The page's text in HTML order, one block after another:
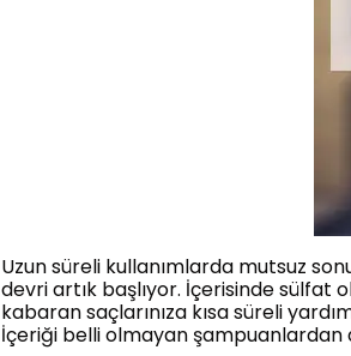
Uzun süreli kullanımlarda mutsuz
devri artık başlıyor. İçerisinde sülfat
kabaran saçlarınıza kısa süreli
İçeriği belli olmayan şampuanlardan